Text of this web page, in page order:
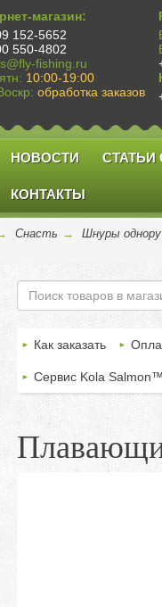
магазин:
152-5652
550-4802
fishing.ru
10:00-19:00
обработка заказов
НОВОСТИ СТАТЬИ
КОНТАКТЫ
Снасть →
Шнуры
Как заказать
Сервис Kola